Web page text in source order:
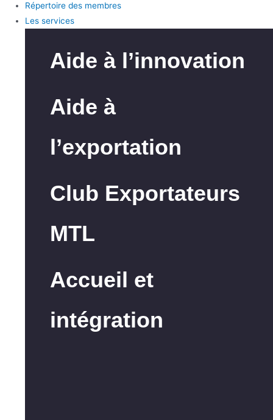
Répertoire des membres
Les services
Aide à l’innovation
Aide à
l’exportation
Club Exportateurs
MTL
Accueil et
intégration